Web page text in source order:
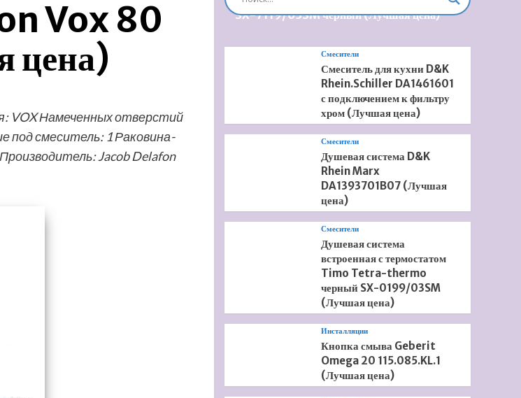
Vox 80
цена)
VOX Намеченных отверстий
смеситель: 1 Раковина-
Jacob Delafon
SX-7119/03SM черный (Лучшая цена)
Смесители
Смеситель для кухни D&K
Rhein.Schiller DA1461601
с подключением к фильтру
хром (Лучшая цена)
Смесители
Душевая система D&K
Rhein Marx
DA1393701B07 (Лучшая
цена)
Смесители
Душевая система
встроенная с термостатом
Timo Tetra-thermo
черный SX-0199/03SM
(Лучшая цена)
Инсталляции
Кнопка смыва Geberit
Omega 20 115.085.KL.1
(Лучшая цена)